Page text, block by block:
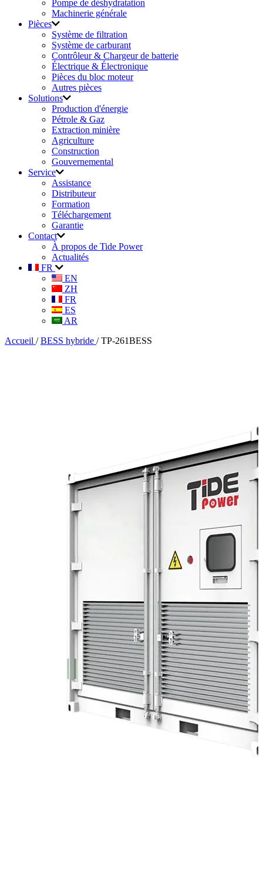
Pompe de déshydratation
Machinerie générale
Pièces
Système de filtration
Système de carburant
Contrôleur & Chargeur de batterie
Électrique & Électronique
Pièces du bloc moteur
Autres pièces
Solutions
Production d'énergie
Pétrole & Gaz
Extraction minière
Agriculture
Construction
Gouvernemental
Service
Assistance
Distributeur
Formation
Téléchargement
Garantie
Contact
À propos de Tide Power
Actualités
FR
EN
ZH
FR
ES
AR
Accueil / BESS hybride / TP-261BESS